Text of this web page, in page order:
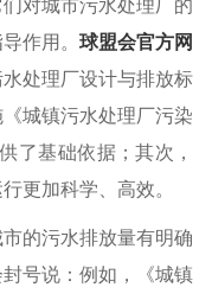
对城市污水处理厂的
作用。球盟会官方网
处理厂设计与排放标
城镇污水处理厂污染
了基础依据；其次，
更加科学、高效。
的污水排放量有明确
号说：例如，《城镇